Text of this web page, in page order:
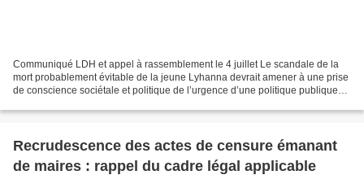
Communiqué LDH et appel à rassemblement le 4 juillet Le scandale de la
mort probablement évitable de la jeune Lyhanna devrait amener à une prise
de conscience sociétale et politique de l’urgence d’une politique publique
Recrudescence des actes de censure émanant
de maires : rappel du cadre légal applicable